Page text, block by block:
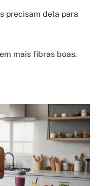
precisam dela para
mais fibras boas.